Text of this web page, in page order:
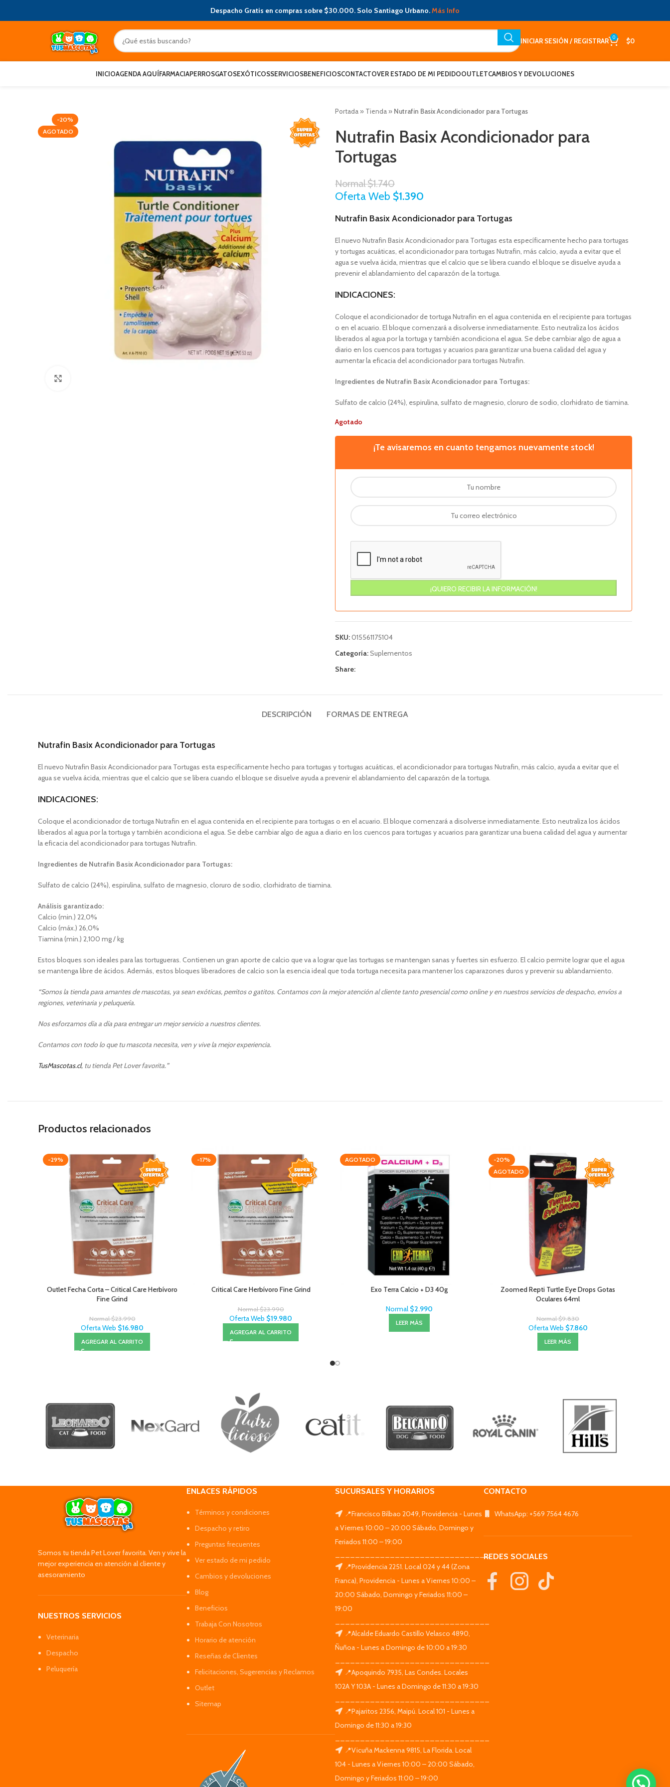
Despacho Gratis en compras sobre $30.000. Solo Santiago Urbano.Más Info
INICIAR SESIÓN / REGISTRAR 0 $0
INICIOAGENDA AQUÍFARMACIAPERROSGATOSEXÓTICOSSERVICIOSBENEFICIOSCONTACTOVER ESTADO DE MI PEDIDOOUTLETCAMBIOS Y DEVOLUCIONES
-20%
AGOTADO
Portada » Tienda » Nutrafin Basix Acondicionador para Tortugas
Nutrafin Basix Acondicionador para
Tortugas
Normal$1.740
Oferta Web $1.390
Nutrafin Basix Acondicionador para Tortugas
El nuevo Nutrafin Basix Acondicionador para Tortugas esta específicamente hecho para tortugas
y tortugas acuáticas, el acondicionador para tortugas Nutrafin, más calcio, ayuda a evitar que el
agua se vuelva ácida, mientras que el calcio que se libera cuando el bloque se disuelve ayuda a
prevenir el ablandamiento del caparazón de la tortuga.
INDICACIONES:
Coloque el acondicionador de tortuga Nutrafin en el agua contenida en el recipiente para tortugas
o en el acuario. El bloque comenzará a disolverse inmediatamente. Esto neutraliza los ácidos
liberados al agua por la tortuga y también acondiciona el agua. Se debe cambiar algo de agua a
diario en los cuencos para tortugas y acuarios para garantizar una buena calidad del agua y
aumentar la eficacia del acondicionador para tortugas Nutrafin.
Ingredientes de Nutrafin Basix Acondicionador para Tortugas:
Sulfato de calcio (24%), espirulina, sulfato de magnesio, cloruro de sodio, clorhidrato de tiamina.
Agotado
¡Te avisaremos en cuanto tengamos nuevamente stock!
SKU:015561175104
Categoría:Suplementos
Share:
DESCRIPCIÓN FORMAS DE ENTREGA
Nutrafin Basix Acondicionador para Tortugas
El nuevo Nutrafin Basix Acondicionador para Tortugas esta específicamente hecho para tortugas y tortugas acuáticas, el acondicionador para tortugas Nutrafin, más calcio, ayuda a evitar que el
agua se vuelva ácida, mientras que el calcio que se libera cuando el bloque se disuelve ayuda a prevenir el ablandamiento del caparazón de la tortuga.
INDICACIONES:
Coloque el acondicionador de tortuga Nutrafin en el agua contenida en el recipiente para tortugas o en el acuario. El bloque comenzará a disolverse inmediatamente. Esto neutraliza los ácidos
liberados al agua por la tortuga y también acondiciona el agua. Se debe cambiar algo de agua a diario en los cuencos para tortugas y acuarios para garantizar una buena calidad del agua y aumentar
la eficacia del acondicionador para tortugas Nutrafin.
Ingredientes de Nutrafin Basix Acondicionador para Tortugas:
Sulfato de calcio (24%), espirulina, sulfato de magnesio, cloruro de sodio, clorhidrato de tiamina.
Análisis garantizado:
Calcio (min.) 22,0%
Calcio (máx.) 26,0%
Tiamina (min.) 2,100 mg / kg
Estos bloques son ideales para las tortugueras. Contienen un gran aporte de calcio que va a lograr que las tortugas se mantengan sanas y fuertes sin esfuerzo. El calcio permite lograr que el agua
se mantenga libre de ácidos. Además, estos bloques liberadores de calcio son la esencia ideal que toda tortuga necesita para mantener los caparazones duros y prevenir su ablandamiento.
“Somos la tienda para amantes de mascotas, ya sean exóticas, perritos o gatitos. Contamos con la mejor atención al cliente tanto presencial como online y en nuestros servicios de despacho, envíos a
regiones, veterinaria y peluquería.
Nos esforzamos día a día para entregar un mejor servicio a nuestros clientes.
Contamos con todo lo que tu mascota necesita, ven y vive la mejor experiencia.
TusMascotas.cl, tu tienda Pet Lover favorita.”
Productos relacionados
-29%
Outlet Fecha Corta – Critical Care Herbívoro
Fine Grind
Normal$23.990
Oferta Web $16.980
AGREGAR AL CARRITO
-17%
Critical Care Herbívoro Fine Grind
Normal$23.990
Oferta Web $19.980
AGREGAR AL CARRITO
AGOTADO
Exo Terra Calcio + D3 40g
Normal $2.990
LEER MÁS
-20%
AGOTADO
Zoomed Repti Turtle Eye Drops Gotas
Oculares 64ml
Normal$9.830
Oferta Web $7.860
LEER MÁS
Somos tu tienda Pet Lover favorita. Ven y vive la
mejor experiencia en atención al cliente y
asesoramiento
NUESTROS SERVICIOS
Veterinaria
Despacho
Peluquería
ENLACES RÁPIDOS
Términos y condiciones
Despacho y retiro
Preguntas frecuentes
Ver estado de mi pedido
Cambios y devoluciones
Blog
Beneficios
Trabaja Con Nosotros
Horario de atención
Reseñas de Clientes
Felicitaciones, Sugerencias y Reclamos
Outlet
Sitemap
SUCURSALES Y HORARIOS
📍Francisco Bilbao 2049, Providencia - Lunes
a Viernes 10:00 – 20:00 Sábado, Domingo y
Feriados 11:00 – 19:00
_______________________________
📍Providencia 2251. Local 024 y 44 (Zona
Franca), Providencia - Lunes a Viernes 10:00 –
20:00 Sábado, Domingo y Feriados 11:00 –
19:00
📍Alcalde Eduardo Castillo Velasco 4890,
Ñuñoa - Lunes a Domingo de 10:00 a 19:30
📍Apoquindo 7935, Las Condes. Locales
102A Y 103A - Lunes a Domingo de 11:30 a 19:30
📍Pajaritos 2356, Maipú. Local 101 - Lunes a
Domingo de 11:30 a 19:30
📍Vicuña Mackenna 9815, La Florida. Local
104 - Lunes a Viernes 10:00 – 20:00 Sábado,
Domingo y Feriados 11:00 – 19:00
CONTACTO
WhatsApp: +569 7564 4676
REDES SOCIALES